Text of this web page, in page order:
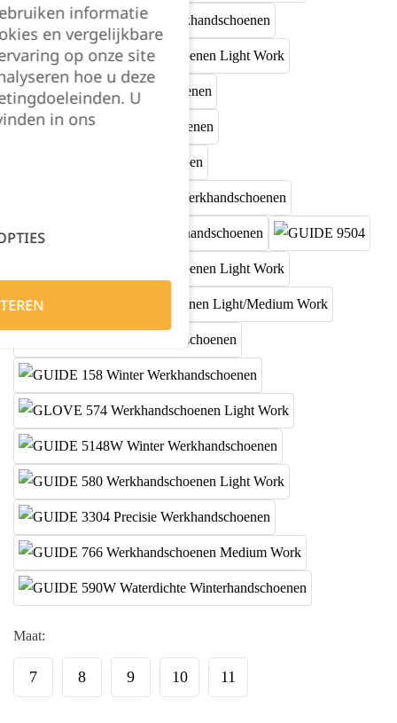
Maat:
7 8 9 10 11
informatie
en vergelijkbare
op onze site
hoe u deze
U
in ons